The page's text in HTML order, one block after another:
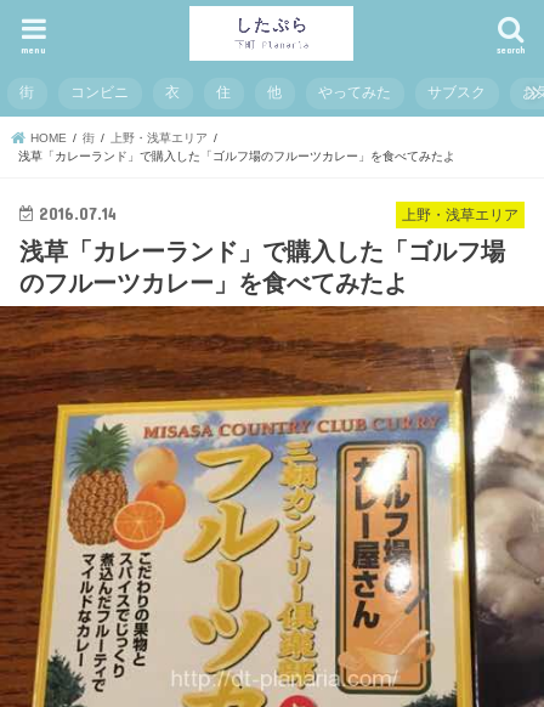
search
menu
街 コンビニ 衣 住 他 やってみた サブスク お
HOME 街
上野・浅草エリア
浅草「カレーランド」で購入した「ゴルフ場のフルーツカレー」を食べてみたよ
上野・浅草エリア
2016.07.14
浅草「カレーランド」で購入した「ゴルフ場
のフルーツカレー」を食べてみたよ